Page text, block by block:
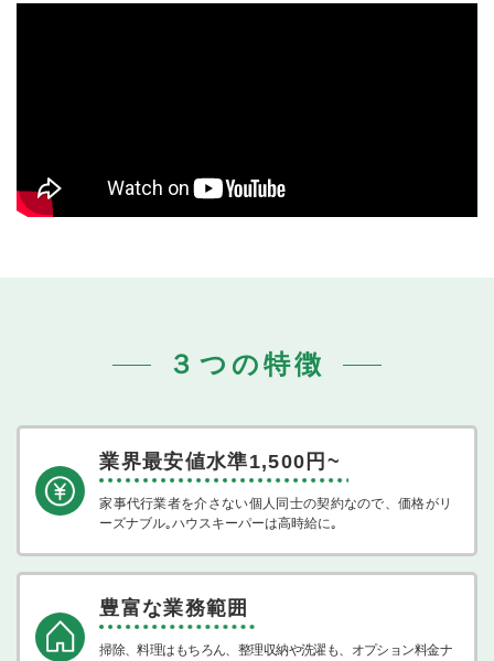
３つの特徴
業界最安値水準1,500円~
家事代行業者を介さない個人同士の契約なので、価格がリ
ーズナブル｡ハウスキーパーは高時給に｡
豊富な業務範囲
掃除、料理はもちろん、整理収納や洗濯も、オプション料金ナ